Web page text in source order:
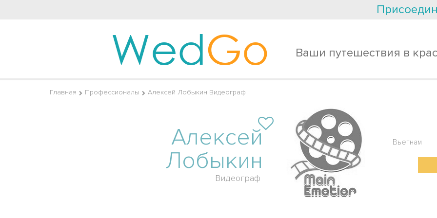
WedGo Ваши путешествия в
Главная Профессионалы Алексей Лобыкин Видеограф
Алексей
Лобыкин
Видеограф
Вьетнам